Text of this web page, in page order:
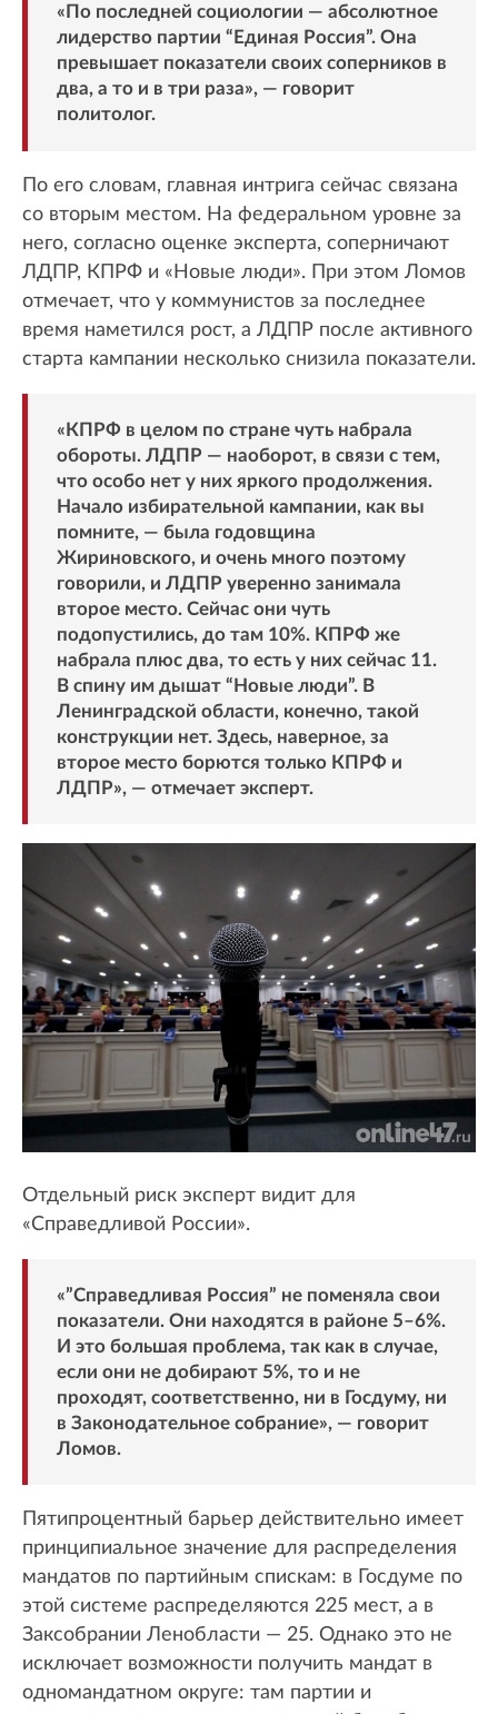
«По последней социологии — абсолютное
лидерство партии “Единая Россия”. Она
превышает показатели своих соперников в
два, а то и в три раза», — говорит
политолог.
По его словам, главная интрига сейчас связана
со вторым местом. На федеральном уровне за
него, согласно оценке эксперта, соперничают
ЛДПР, КПРФ и «Новые люди». При этом Ломов
отмечает, что у коммунистов за последнее
время наметился рост, а ЛДПР после активного
старта кампании несколько снизила показатели.
«КПРФ в целом по стране чуть набрала
обороты. ЛДПР — наоборот, в связи с тем,
что особо нет у них яркого продолжения.
Начало избирательной кампании, как вы
помните, — была годовщина
Жириновского, и очень много поэтому
говорили, и ЛДПР уверенно занимала
второе место. Сейчас они чуть
подопустились, до там 10%. КПРФ же
набрала плюс два, то есть у них сейчас 11.
В спину им дышат “Новые люди”. В
Ленинградской области, конечно, такой
конструкции нет. Здесь, наверное, за
второе место борются только КПРФ и
ЛДПР», — отмечает эксперт.
Отдельный риск эксперт видит для
«Справедливой России».
«”Справедливая Россия” не поменяла свои
показатели. Они находятся в районе 5–6%.
И это большая проблема, так как в случае,
если они не добирают 5%, то и не
проходят, соответственно, ни в Госдуму, ни
в Законодательное собрание», — говорит
Ломов.
Пятипроцентный барьер действительно имеет
принципиальное значение для распределения
мандатов по партийным спискам: в Госдуме по
этой системе распределяются 225 мест, а в
Заксобрании Ленобласти — 25. Однако это не
исключает возможности получить мандат в
одномандатном округе: там партии и